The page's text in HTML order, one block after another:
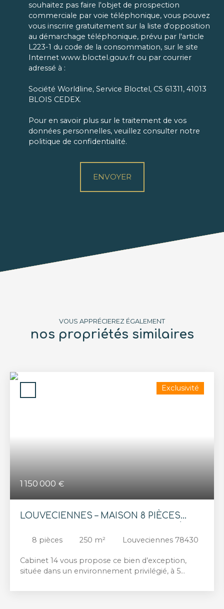
souhaitez pas faire l'objet de prospection
commerciale par voie téléphonique, vous pouvez
vous inscrire gratuitement sur la liste d'opposition
au démarchage téléphonique, prévu par l'article
L223-1 du code de la consommation, sur le site
Internet www.bloctel.gouv.fr ou par courrier
adressé à :
Société Worldline, Service Bloctel, CS 61311, 41013
BLOIS CEDEX.
Pour en savoir plus sur le traitement de vos
données personnelles, veuillez consulter notre
politique de confidentialité.
ENVOYER
VOUS APPRÉCIEREZ ÉGALEMENT
nos propriétés similaires
1 150 000 €
Exclusivité
LOUVECIENNES – MAISON 8 PIÈCES
2400 m²
8 pièces 250 m² Louveciennes 78430
Cabinet 14 vous propose ce bien d’exception,
située dans un environnement privilégié, à 5
cette superbe maison d’architecte d’environ 250